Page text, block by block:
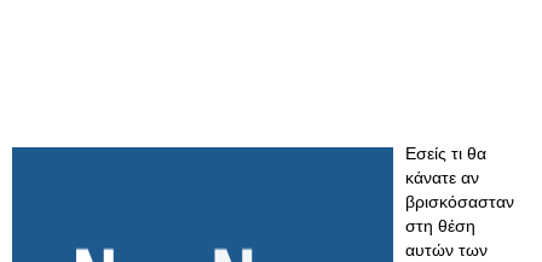
Εσείς τι θα
κάνατε αν
βρισκόσασταν
στη θέση
αυτών των